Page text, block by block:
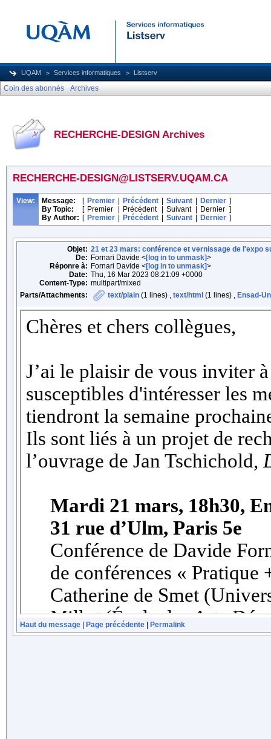
UQAM Services informatiques Listserv
Coin des abonnés Archives
RECHERCHE-DESIGN Archives
RECHERCHE-DESIGN@LISTSERV.UQAM.CA
View: Message: [ Premier Précédent Suivant Dernier ]
By Topic:
[ Premier Précédent Suivant Dernier ]
By Author: [ Premier Précédent Suivant Dernier ]
Objet: 21 et 23 mars: conférence et vernissage de l'expo
De: Fornari Davide <[log in to unmask]>
Réponre à: Fornari Davide <[log in to unmask]>
Date: Thu, 16 Mar 2023 08:21:09 +0000
Content-Type: multipart/mixed
Parts/Attachments:
text/plain (1 lines) , text/html (1 lines) , Ensad-
Haut du message Page précédente Permalink